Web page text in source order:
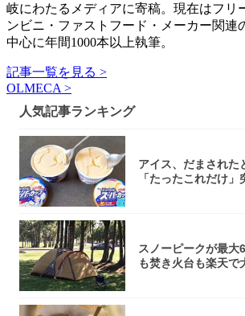
岐にわたるメディアに寄稿。現在はフリ
ンビニ・ファストフード・メーカー関連
中心に年間1000本以上執筆。
記事一覧を見る >
OLMECA >
人気記事ランキング
アイス、だまされた
「たったこれだけ
スノーピークが最大
も焚き火台も楽天で